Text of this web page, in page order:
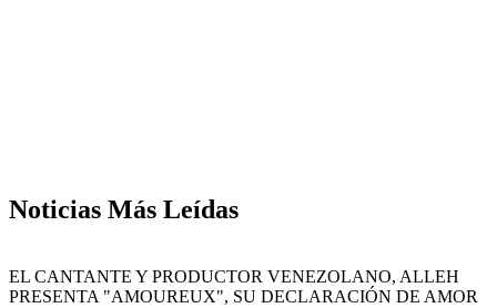
Noticias Más Leídas
EL CANTANTE Y PRODUCTOR VENEZOLANO, ALLEH
PRESENTA "AMOUREUX", SU DECLARACIÓN DE AMOR